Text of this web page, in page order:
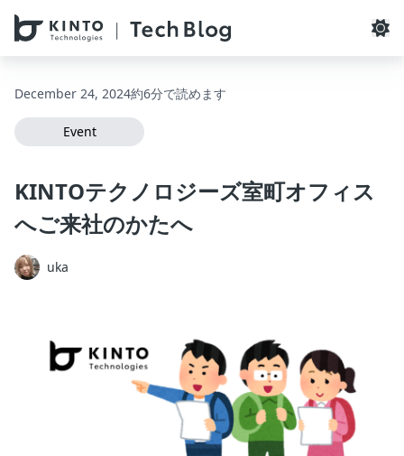
本文へスキップ / Skip to main content
December 24, 2024約6分で読めます
Event
KINTOテクノロジーズ室町オフィス
へご来社のかたへ
uka